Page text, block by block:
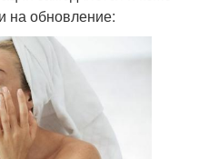
на обновление: